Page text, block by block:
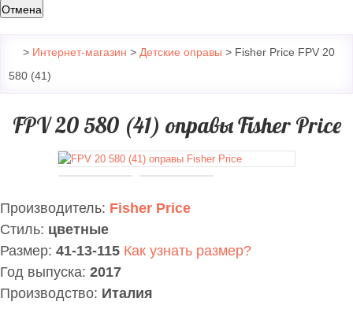
Отмена
> Интернет-магазин > Детские оправы > Fisher Price FPV 20
580 (41)
FPV 20 580 (41) оправы Fisher Price
Производитель: Fisher Price
Стиль: цветные
Размер: 41-13-115 Как узнать размер?
Год выпуска: 2017
Производство: Италия